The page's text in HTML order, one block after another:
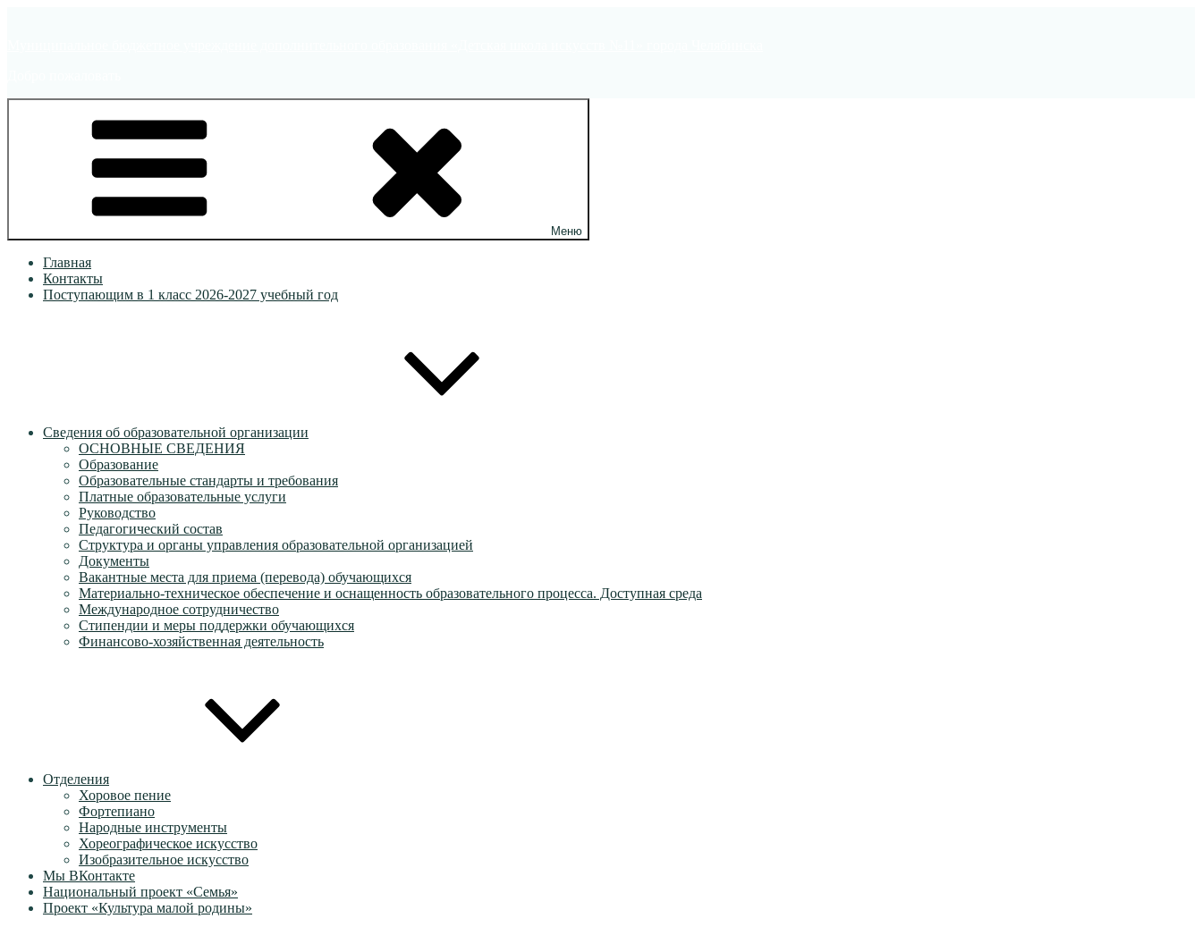
Меню
Главная
Контакты
Поступающим в 1 класс 2026-2027 учебный год
Сведения об образовательной организации
ОСНОВНЫЕ СВЕДЕНИЯ
Образование
Образовательные стандарты и требования
Платные образовательные услуги
Руководство
Педагогический состав
Структура и органы управления образовательной организацией
Документы
Вакантные места для приема (перевода) обучающихся
Материально-техническое обеспечение и оснащенность образовательного процесса. Доступная среда
Международное сотрудничество
Стипендии и меры поддержки обучающихся
Финансово-хозяйственная деятельность
Отделения
Хоровое пение
Фортепиано
Народные инструменты
Хореографическое искусство
Изобразительное искусство
Мы ВКонтакте
Национальный проект «Семья»
Проект «Культура малой родины»